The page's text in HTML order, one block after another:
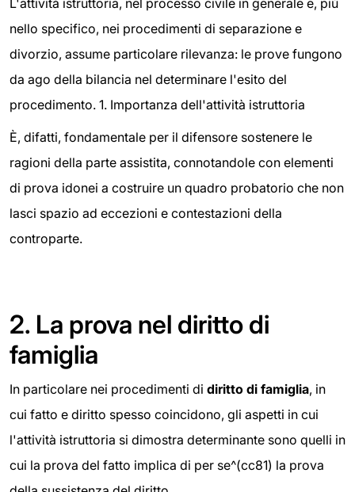
nello specifico, nei procedimenti di separazione e
divorzio, assume particolare rilevanza: le prove fungono
da ago della bilancia nel determinare l'esito del
procedimento. 1. Importanza dell'attività istruttoria
È, difatti, fondamentale per il difensore sostenere le
ragioni della parte assistita, connotandole con elementi
di prova idonei a costruire un quadro probatorio che non
lasci spazio ad eccezioni e contestazioni della
controparte.
2. La prova nel diritto di
famiglia
In particolare nei procedimenti di diritto di famiglia, in
cui fatto e diritto spesso coincidono, gli aspetti in cui
l'attività istruttoria si dimostra determinante sono quelli in
cui la prova del fatto implica di per se^(cc81) la prova